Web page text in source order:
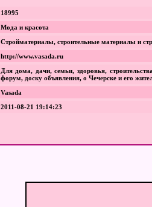
18995
Мода и красота
Стройматериалы, строительные материалы и
http://www.vasada.ru
Для дома, дачи, семьи, здоровья,
форум, доску объявления, о Чечерске и его
Vasada
2011-08-21 19:14:23